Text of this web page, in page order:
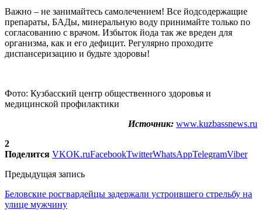
Важно – не занимайтесь самолечением! Все йодсодержащие
препараты, БАДы, минеральную воду принимайте только по
согласованию с врачом. Избыток йода так же вреден для
организма, как и его дефицит. Регулярно проходите
диспансеризацию и будьте здоровы!
Фото: Кузбасский центр общественного здоровья и
медицинской профилактики
Источник: www.kuzbassnews.ru
2
Поделится VKOK.ruFacebookTwitterWhatsAppTelegramViber
Предыдущая запись
Беловские росгвардейцы задержали устроившего стрельбу на
улице мужчину